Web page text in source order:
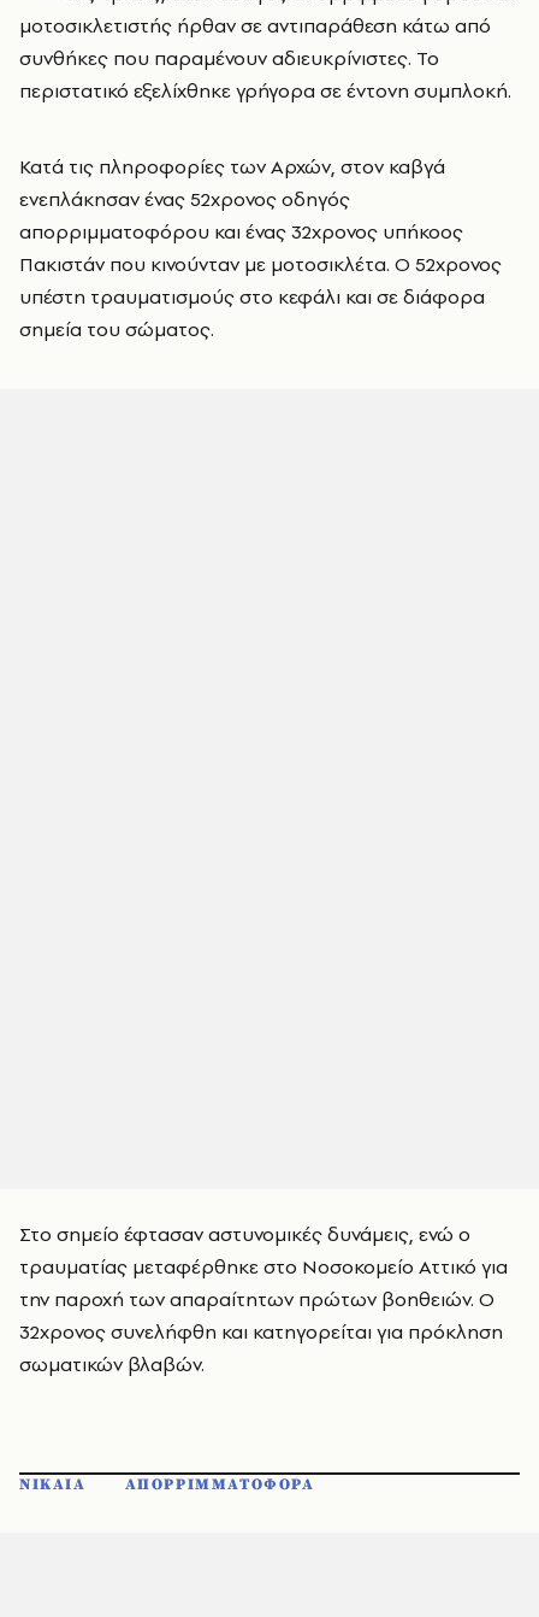
μοτοσικλετιστής ήρθαν σε αντιπαράθεση κάτω από
συνθήκες που παραμένουν αδιευκρίνιστες. Το
περιστατικό εξελίχθηκε γρήγορα σε έντονη συμπλοκή.
Κατά τις πληροφορίες των Αρχών, στον καβγά
ενεπλάκησαν ένας 52χρονος οδηγός
απορριμματοφόρου και ένας 32χρονος υπήκοος
Πακιστάν που κινούνταν με μοτοσικλέτα. Ο 52χρονος
υπέστη τραυματισμούς στο κεφάλι και σε διάφορα
σημεία του σώματος.
Στο σημείο έφτασαν αστυνομικές δυνάμεις, ενώ ο
τραυματίας μεταφέρθηκε στο Νοσοκομείο Αττικό για
την παροχή των απαραίτητων πρώτων βοηθειών. Ο
32χρονος συνελήφθη και κατηγορείται για πρόκληση
σωματικών βλαβών.
ΝΙΚΑΙΑ ΑΠΟΡΡΙΜΜΑΤΟΦΟΡΑ